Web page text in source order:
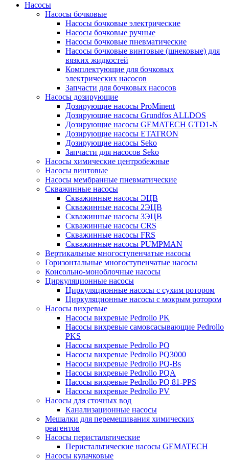
Насосы
Насосы бочковые
Насосы бочковые электрические
Насосы бочковые ручные
Насосы бочковые пневматические
Насосы бочковые винтовые (шнековые) для
вязких жидкостей
Комплектующие для бочковых
электрических насосов
Запчасти для бочковых насосов
Насосы дозирующие
Дозирующие насосы ProMinent
Дозирующие насосы Grundfos ALLDOS
Дозирующие насосы GEMATECH GTD1-N
Дозирующие насосы ETATRON
Дозирующие насосы Seko
Запчасти для насосов Seko
Насосы химические центробежные
Насосы винтовые
Насосы мембранные пневматические
Скважинные насосы
Скважинные насосы ЭЦВ
Скважинные насосы 2ЭЦВ
Скважинные насосы 3ЭЦВ
Скважинные насосы CRS
Скважинные насосы FRS
Скважинные насосы PUMPMAN
Вертикальные многоступенчатые насосы
Горизонтальные многоступенчатые насосы
Консольно-моноблочные насосы
Циркуляционные насосы
Циркуляционные насосы с сухим ротором
Циркуляционные насосы с мокрым ротором
Насосы вихревые
Насосы вихревые Pedrollo PK
Насосы вихревые самовсасывающие Pedrollo
PKS
Насосы вихревые Pedrollo PQ
Насосы вихревые Pedrollo PQ3000
Насосы вихревые Pedrollo PQ-Bs
Насосы вихревые Pedrollo PQA
Насосы вихревые Pedrollo PQ 81-PPS
Насосы вихревые Pedrollo PV
Насосы для сточных вод
Канализационные насосы
Мешалки для перемешивания химических
реагентов
Насосы перистальтические
Перистальтические насосы GEMATECH
Насосы кулачковые